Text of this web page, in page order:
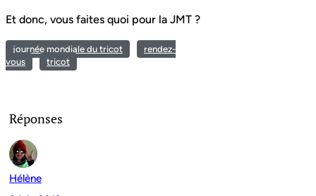
Et donc, vous faites quoi pour la JMT ?
journée mondiale du tricot
rendez-
vous
tricot
Réponses
Hélène